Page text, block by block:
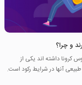
و چرا؟
کرونا داشته اند یکی از
طبیعی آنها در شرایط رکود است.